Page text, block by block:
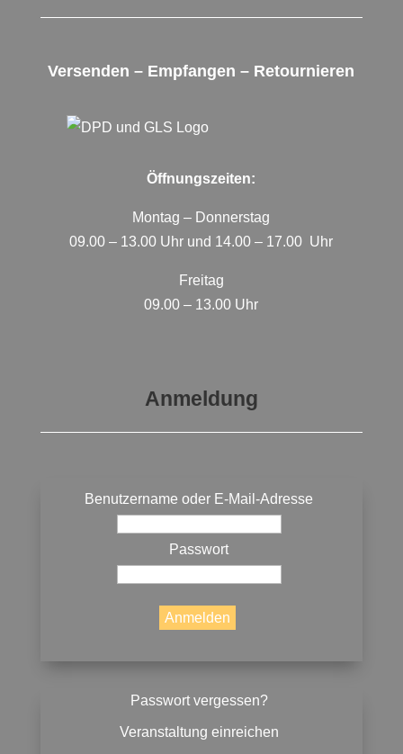
Versenden – Empfangen – Retournieren
Öffnungszeiten:
Montag – Donnerstag
09.00 – 13.00 Uhr und 14.00 – 17.00 Uhr
Freitag
09.00 – 13.00 Uhr
Anmeldung
Benutzername oder E-Mail-Adresse
Passwort
Passwort vergessen?
Veranstaltung einreichen